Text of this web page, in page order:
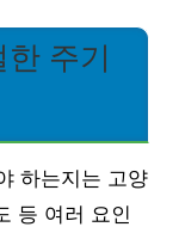
주기
하는지는 고양
등 여러 요인